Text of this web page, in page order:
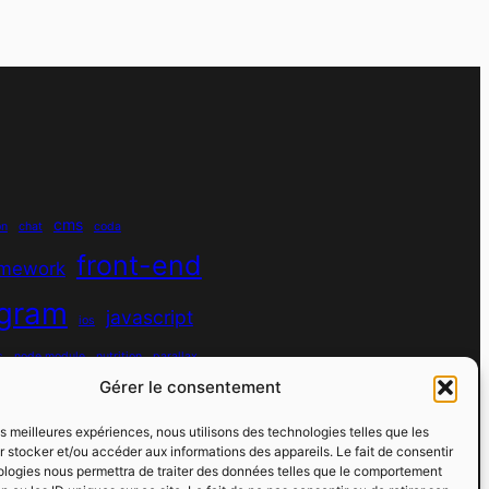
Gérer le consentement
meilleures expériences, nous utilisons des technologies telles que les
stocker et/ou accéder aux informations des appareils. Le fait de consentir
nous permettra de traiter des données telles que le comportement
chat cms coda
front-end
ios javascript
node module nutrition parallax
sport spotify spécificité